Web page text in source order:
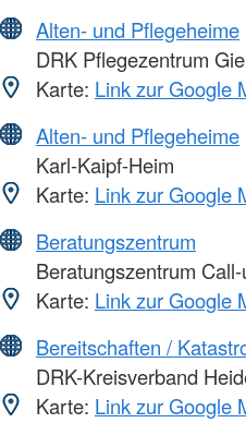
Alten- und Pflegeheime
DRK Pflegezentrum
Karte: Link zur Google
Alten- und Pflegeheime
Karl-Kaipf-Heim
Karte: Link zur Google
Beratungszentrum
Beratungszentrum
Karte: Link zur Google
Bereitschaften /
DRK-Kreisverband
Karte: Link zur Google